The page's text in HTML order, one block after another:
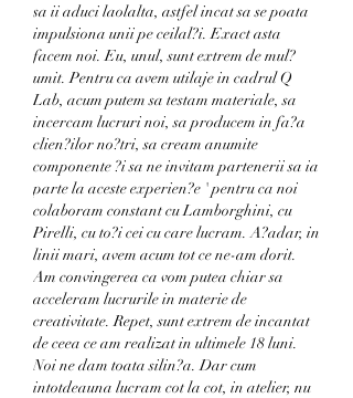
sa ii aduci laolalta, astfel incat sa se poata
impulsiona unii pe ceilal?i. Exact asta
facem noi. Eu, unul, sunt extrem de mul?
umit. Pentru ca avem utilaje in cadrul Q
Lab, acum putem sa testam materiale, sa
incercam lucruri noi, sa producem in fa?a
clien?ilor no?tri, sa cream anumite
componente ?i sa ne invitam partenerii sa ia
parte la aceste experien?e ' pentru ca noi
colaboram constant cu Lamborghini, cu
Pirelli, cu to?i cei cu care lucram. A?adar, in
linii mari, avem acum tot ce ne-am dorit.
Am convingerea ca vom putea chiar sa
acceleram lucrurile in materie de
creativitate. Repet, sunt extrem de incantat
de ceea ce am realizat in ultimele 18 luni.
Noi ne dam toata silin?a. Dar cum
intotdeauna lucram cot la cot, in atelier, nu